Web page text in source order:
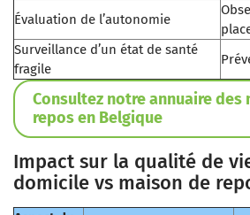
Évaluation de l’autonomie
Surveillance d’un état de santé
fragile
Consultez notre annuaire des
repos en Belgique
Impact sur la qualité de
domicile vs maison de